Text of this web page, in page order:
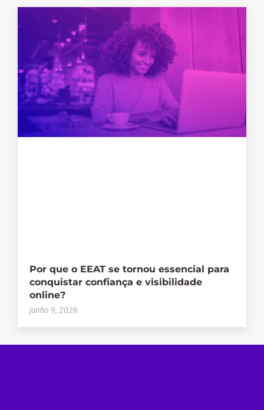
Por que o EEAT se tornou essencial para
conquistar confiança e visibilidade
online?
junho 9, 2026